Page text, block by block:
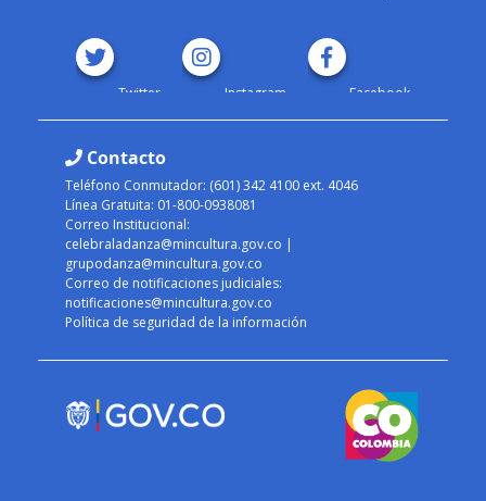
Twitter Instagram Facebook
Contacto
Teléfono Conmutador: (601) 342 4100 ext. 4046
Línea Gratuita: 01-800-0938081
Correo Institucional:
celebraladanza@mincultura.gov.co |
grupodanza@mincultura.gov.co
Correo de notificaciones judiciales:
notificaciones@mincultura.gov.co
Política de seguridad de la información